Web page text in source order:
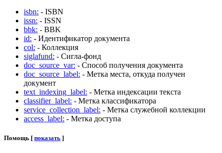
isbn: - ISBN
issn: - ISSN
bbk: - BBK
id: - Идентификатор документа
col: - Коллекция
siglafund: - Сигла-фонд
doc_source_var: - Способ получения документа
doc_source_label: - Метка места, откуда получен
документ
text_indexing_label: - Метка индексации текста
classifier_label: - Метка классификатора
service_collection_label: - Метка служебной коллекции
access_label: - Метка доступа
Помощь [ показать ]